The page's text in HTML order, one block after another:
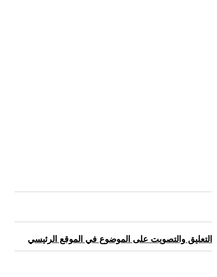
التعليق والتصويت على الموضوع في الموقع الرئيسي